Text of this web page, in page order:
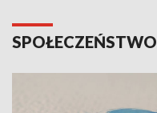
SPOŁECZEŃSTWO